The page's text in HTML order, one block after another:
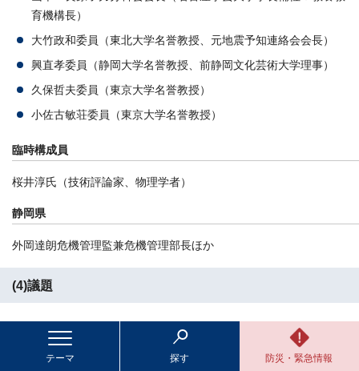
育機構長）
大竹政和委員（東北大学名誉教授、元地震予知連絡会会長）
興直孝委員（静岡大学名誉教授、前静岡文化芸術大学理事）
久保哲夫委員（東京大学名誉教授）
小佐古敏荘委員（東京大学名誉教授）
臨時構成員
桜井淳氏（技術評論家、物理学者）
静岡県
外岡達朗危機管理監兼危機管理部長ほか
(4)議題
浜岡地域原子力災害広域避難計画の策定状況について（説明者：
静岡県）
テーマ 探す 防災・緊急情報